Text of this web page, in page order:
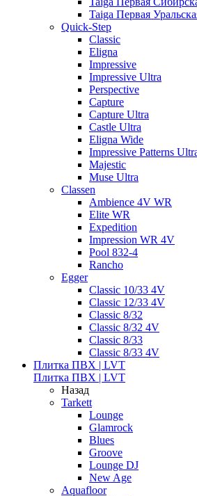
Taiga Первая
Quick-Step
Classic
Eligna
Impressive
Impressive Ultra
Perspective
Capture
Capture Ultra
Castle Ultra
Eligna Wide
Impressive Patterns
Majestic
Muse Ultra
Classen
Ambience 4V WR
Elite WR
Expedition
Impression WR 4V
Pool 832-4
Rancho
Egger
Classic 10/33 4V
Classic 12/33 4V
Classic 8/32
Classic 8/32 4V
Classic 8/33
Classic 8/33 4V
Плитка ПВХ | LVT
Плитка ПВХ | LVT
Назад
Tarkett
Lounge
Glamrock
Blues
Groove
Lounge DJ
New Age
Aquafloor